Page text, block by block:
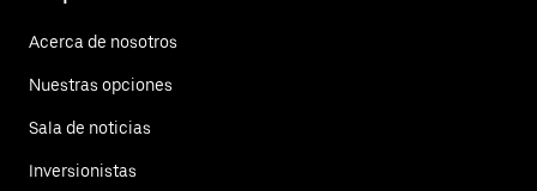
Acerca de nosotros
Nuestras opciones
Sala de noticias
Inversionistas